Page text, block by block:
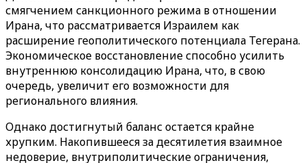
смягчением санкционного режима в отношении
Ирана, что рассматривается Израилем как
расширение геополитического потенциала Тегерана.
Экономическое восстановление способно усилить
внутреннюю консолидацию Ирана, что, в свою
очередь, увеличит его возможности для
регионального влияния.
Однако достигнутый баланс остается крайне
хрупким. Накопившееся за десятилетия взаимное
недоверие, внутриполитические ограничения,